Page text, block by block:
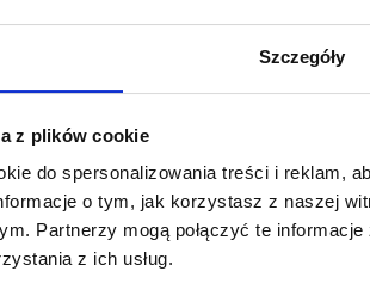
Szczegóły
z plików cookie
do spersonalizowania treści i reklam,
o tym, jak korzystasz z naszej
Partnerzy mogą połączyć te
z ich usług.
w zależności od doświadczenia będą
technicznego, operatorzy wózków
ALDI Sp. z o.o. zdecydowali o wzroście
będzie od stanowiska, regionu, a także stażu
firmy i decydują o jej sukcesie. To
w ALDI podnosimy naszą
angażujące i przyjazne środowisko